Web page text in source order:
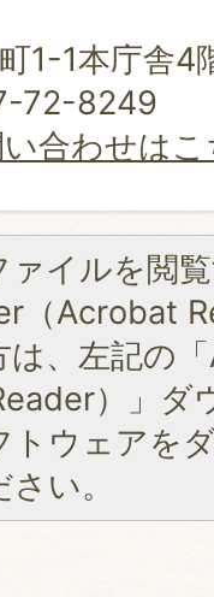
1-1本庁舎4
72-8249
合わせは
ァイルを閲
（Acrobat
、左記の
）」ダ
トウェアを
い。